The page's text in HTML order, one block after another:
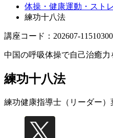
体操・健康運動・スト
練功十八法
講座コード：202607-
中国の呼吸体操で自己治癒力
練功十八法
練功健康指導士（リーダー）